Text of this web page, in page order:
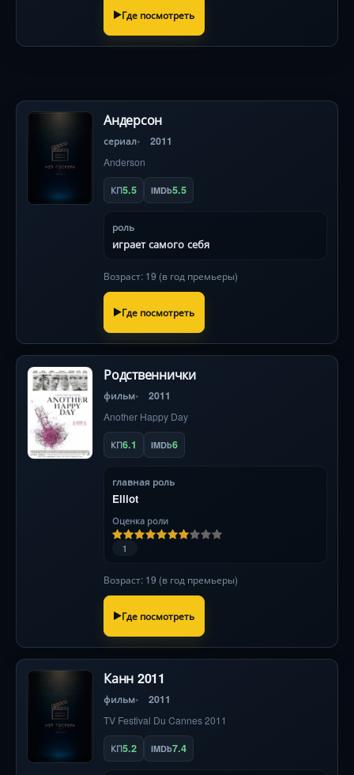
Где посмотреть
Андерсон
сериал 2011
Anderson
КП5.5 IMDb5.5
роль
играет самого себя
Возраст: 19 (в год премьеры)
Где посмотреть
Родственнички
фильм 2011
Another Happy Day
КП6.1 IMDb6
главная роль
Elliot
Оценка роли
1
Возраст: 19 (в год премьеры)
Где посмотреть
Канн 2011
фильм 2011
TV Festival Du Cannes 2011
КП5.2 IMDb7.4